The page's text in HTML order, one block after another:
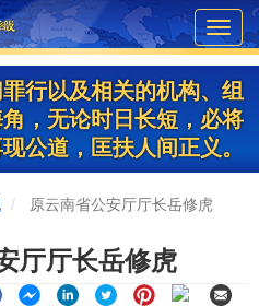
行以及相关的机构、组
，无论时日长短，必将
公道，匡扶人间正义。
原云南省公安厅厅长岳修虎
厅厅长岳修虎